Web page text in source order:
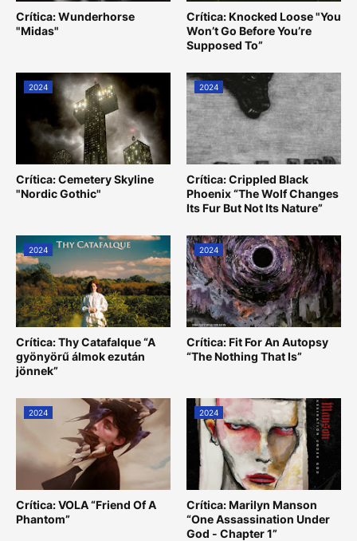
Crítica: Wunderhorse
"Midas"
Crítica: Knocked Loose "You
Won’t Go Before You’re
Supposed To”
2024
Crítica: Cemetery Skyline
"Nordic Gothic"
2024
Crítica: Crippled Black
Phoenix “The Wolf Changes
Its Fur But Not Its Nature”
2024
Crítica: Thy Catafalque “A
gyönyörű álmok ezután
jönnek”
2024
Crítica: Fit For An Autopsy
“The Nothing That Is”
2024
Crítica: VOLA “Friend Of A
Phantom”
2024
Crítica: Marilyn Manson
“One Assassination Under
God - Chapter 1”